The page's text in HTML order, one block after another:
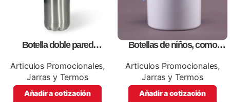
Botella doble pared
Articulos Promocionales,
Jarras y Termos
Añadir a cotización
Botellas de niños, como
Articulos Promocionales,
Jarras y Termos
Añadir a cotización